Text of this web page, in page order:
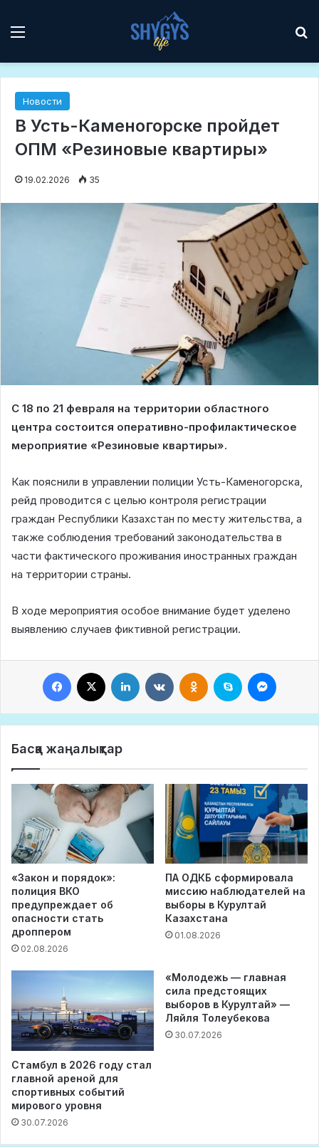
Мәзір
Новости
В Усть-Каменогорске пройдет
ОПМ «Резиновые квартиры»
19.02.2026 35
С 18 по 21 февраля на территории областного
центра состоится оперативно-профилактическое
мероприятие «Резиновые квартиры».
Как пояснили в управлении полиции Усть-Каменогорска,
рейд проводится с целью контроля регистрации
граждан Республики Казахстан по месту жительства, а
также соблюдения требований законодательства в
части фактического проживания иностранных граждан
на территории страны.
В ходе мероприятия особое внимание будет уделено
выявлению случаев фиктивной регистрации.
Facebook LinkedIn VKontakteOdnoklassniki
Skype
Басқа жаңалықтар
«Закон и порядок»:
полиция ВКО
предупреждает об
опасности стать
дроппером
02.08.2026
ПА ОДКБ сформировала
миссию наблюдателей на
выборы в Курултай
Казахстана
01.08.2026
Стамбул в 2026 году стал
главной ареной для
спортивных событий
мирового уровня
30.07.2026
«Молодежь — главная
сила предстоящих
выборов в Курултай» —
Ляйля Толеубекова
30.07.2026